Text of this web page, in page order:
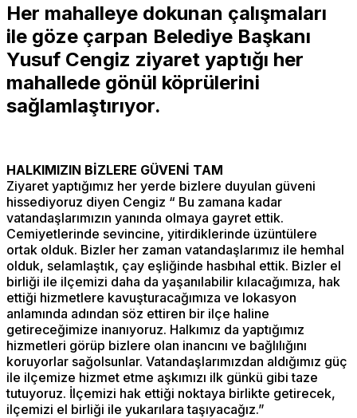
Her mahalleye dokunan çalışmaları
ile göze çarpan Belediye Başkanı
Yusuf Cengiz ziyaret yaptığı her
mahallede gönül köprülerini
sağlamlaştırıyor.
HALKIMIZIN BİZLERE GÜVENİ TAM
Ziyaret yaptığımız her yerde bizlere duyulan güveni
hissediyoruz diyen Cengiz “ Bu zamana kadar
vatandaşlarımızın yanında olmaya gayret ettik.
Cemiyetlerinde sevincine, yitirdiklerinde üzüntülere
ortak olduk. Bizler her zaman vatandaşlarımız ile hemhal
olduk, selamlaştık, çay eşliğinde hasbıhal ettik. Bizler el
birliği ile ilçemizi daha da yaşanılabilir kılacağımıza, hak
ettiği hizmetlere kavuşturacağımıza ve lokasyon
anlamında adından söz ettiren bir ilçe haline
getireceğimize inanıyoruz. Halkımız da yaptığımız
hizmetleri görüp bizlere olan inancını ve bağlılığını
koruyorlar sağolsunlar. Vatandaşlarımızdan aldığımız güç
ile ilçemize hizmet etme aşkımızı ilk günkü gibi taze
tutuyoruz. İlçemizi hak ettiği noktaya birlikte getirecek,
ilçemizi el birliği ile yukarılara taşıyacağız.”